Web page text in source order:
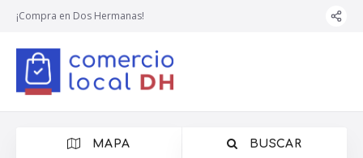
¡Compra en Dos Hermanas!
MAPA BUSCAR